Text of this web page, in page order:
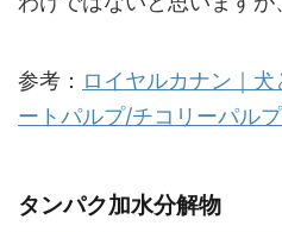
参考： ロイヤルカナン｜
ートパルプ/チコリーパルプ
タンパク加水分解物